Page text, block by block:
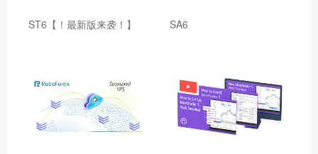
ST6【！最新版来袭！】 SA6